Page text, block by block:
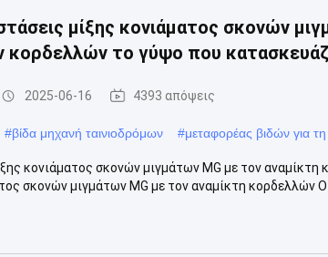
μίξης κονιάματος σκονών
κορδελλών το γύψο που
2025-06-16 4393 απόψεις
#βίδα μηχανή ταινιοδρόμων #μεταφορέας βιδών για
κονιάματος σκονών μιγμάτων MG με τον
σκονών μιγμάτων MG με τον αναμίκτη κορδελλών Οι